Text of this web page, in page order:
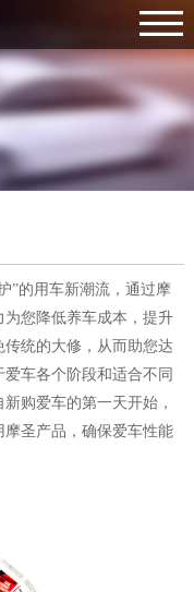
”的用车新潮流，通过摩
您降低养车成本，提升
统的大修，从而助您达
车各个阶段和适合不同
购爱车的第一天开始，
圣产品，确保爱车性能